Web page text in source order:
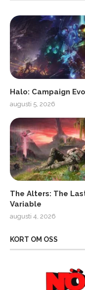
Halo: Campaign
augusti 5, 2026
The Alters: The
Variable
augusti 4, 2026
KORT OM OSS